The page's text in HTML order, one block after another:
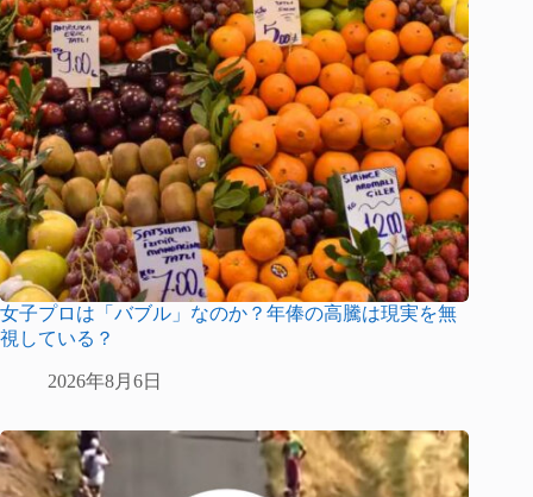
女子プロは「バブル」なのか？年俸の高騰は現実を無
視している？
2026年8月6日